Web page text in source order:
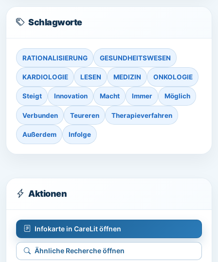
Schlagworte
RATIONALISIERUNG GESUNDHEITSWESEN
KARDIOLOGIE LESEN MEDIZIN ONKOLOGIE
Steigt Innovation Macht Immer Möglich
Verbunden Teureren Therapieverfahren
Außerdem Infolge
Aktionen
Infokarte in CareLit öffnen
Ähnliche Recherche öffnen